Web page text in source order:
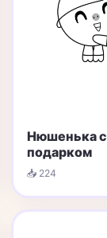
Нюшенька с
подарком
📥 224